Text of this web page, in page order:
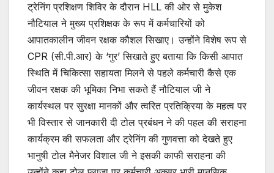
ट्रेनिंग ​प्रशिक्षण शिविर के दौरान HLL की ओर से मुकेश
नौटियाल ने मुख्य प्रशिक्षक के रूप में कर्मचारियों को
आपातकालीन जीवन रक्षक कौशल सिखाए। उन्होंने विशेष रूप से
CPR (सी.पी.आर) के ‘गुर’ सिखाते हुए बताया कि किसी आपात
स्थिति में चिकित्सा सहायता मिलने से पहले कर्मचारी कैसे एक
जीवन रक्षक की भूमिका निभा सकते हैं नौटियाल जी ने
कार्यस्थल पर सुरक्षा मानकों और त्वरित प्रतिक्रिया के महत्व पर
भी विस्तार से जानकारी दी टोल प्रबंधन ने की पहल की सराहना
कार्यक्रम की सफलता और ट्रेनिंग की गुणवत्ता को देखते हुए
भानुषी टोल मैनेजर विशाल जी ने इसकी काफी सराहना की